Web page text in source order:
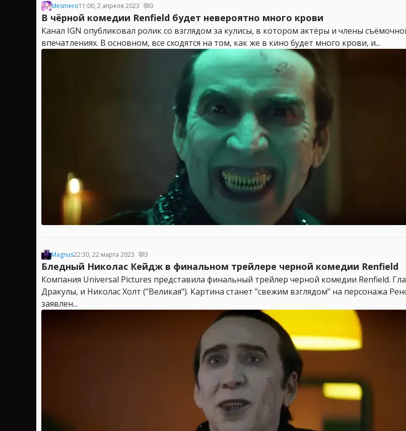
Mesmero11:00, 2 апреля 2023 0
В чёрной комедии Renfield будет невероятно много крови
Канал IGN опубликовал ролик со взглядом за кулисы, в котором актёры и члены
впечатлениях. В основном, все сходятся на том, как же в кино будет много крови, и...
Magnus22:30, 22 марта 2023 3
Бледный Николас Кейдж в финальном трейлере черной комедии Renfield
Компания Universal Pictures представила финальный трейлер черной комедии Renfield.
Дракулы, и Николас Холт ("Великая"). Картина станет "свежим взглядом" на персонажа
заявлен...